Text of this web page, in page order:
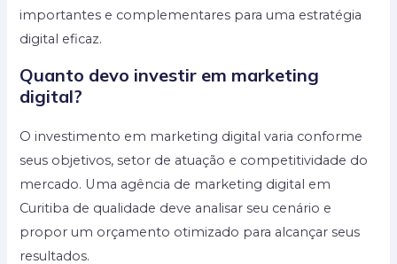
importantes e complementares para uma estratégia
digital eficaz.
Quanto devo investir em marketing
digital?
O investimento em marketing digital varia conforme
seus objetivos, setor de atuação e competitividade do
mercado. Uma agência de marketing digital em
Curitiba de qualidade deve analisar seu cenário e
propor um orçamento otimizado para alcançar seus
resultados.